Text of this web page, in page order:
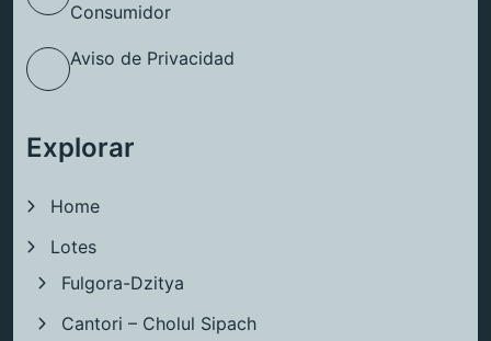
Consumidor
Aviso de Privacidad
Explorar
Home
Lotes
Fulgora-Dzitya
Cantori – Cholul Sipach